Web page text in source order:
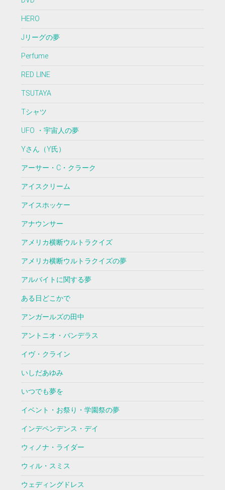
HERO
Jリーグの夢
Perfume
RED LINE
TSUTAYA
Tシャツ
UFO ・宇宙人の夢
Yさん（Y氏）
アーサー・C・クラーク
アイスクリーム
アイスホッケー
アナウンサー
アメリカ横断ウルトラクイズ
アメリカ横断ウルトラクイズの夢
アルバイトに関する夢
ある日どこかで
アンガールズの田中
アントニオ・バンデラス
イヴ・クライン
いしだあゆみ
いつでも夢を
イベント・お祭り・学園祭の夢
インデペンデンス・デイ
ウィノナ・ライダー
ウィル・スミス
ウェディングドレス